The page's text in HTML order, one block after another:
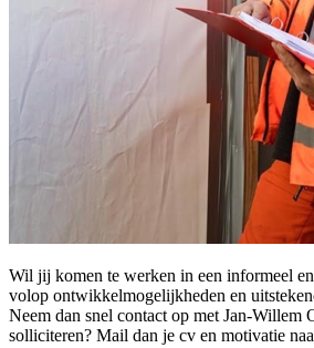
Wil jij komen te werken in een informeel
volop ontwikkelmogelijkheden en
Neem dan snel contact op met Jan-Willem
solliciteren? Mail dan je cv en motivatie